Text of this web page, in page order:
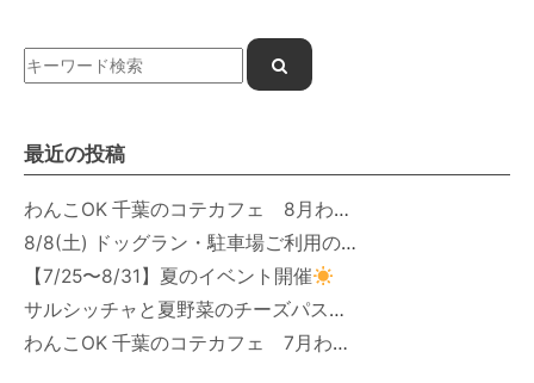
最近の投稿
わんこOK 千葉のコテカフェ 8月わんこの日 オートミールdeローストビーフライス
8/8(土) ドッグラン・駐車場ご利用のお知らせ
【7/25〜8/31】夏のイベント開催
サルシッチャと夏野菜のチーズパスタ期間限定新メニュー登場！
わんこOK 千葉のコテカフェ 7月わんこの日 白身魚とカラフルやさいのオムレツ